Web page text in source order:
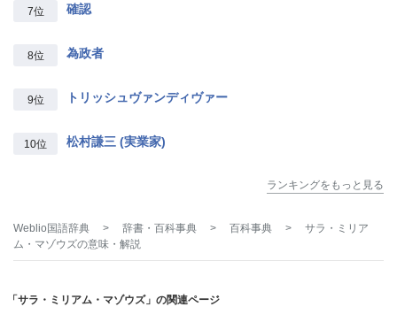
7位 確認
8位 為政者
9位 トリッシュヴァンディヴァー
10位 松村謙三 (実業家)
ランキングをもっと見る
Weblio国語辞典 > 辞書・百科事典 > 百科事典 >
サラ・ミリア
ム・マゾウズの意味・解説
「サラ・ミリアム・マゾウズ」の関連ページ